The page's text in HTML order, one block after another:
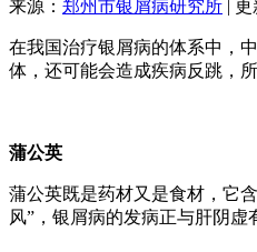
来源： 郑州市银屑病研究所 | 更
在我国治疗银屑病的体系中，
体，还可能会造成疾病反跳，
蒲公英
蒲公英既是药材又是食材，它
风”，银屑病的发病正与肝阴虚